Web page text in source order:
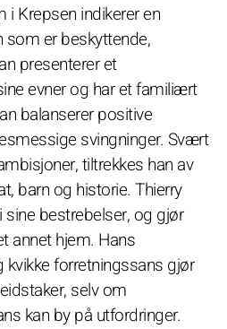
i Krepsen indikerer en
er beskyttende,
presenterer et
evner og har et familiært
balanserer positive
svingninger. Svært
tiltrekkes han av
barn og historie. Thierry
bestrebelser, og gjør
annet hjem. Hans
forretningssans gjør
selv om
kan by på utfordringer.